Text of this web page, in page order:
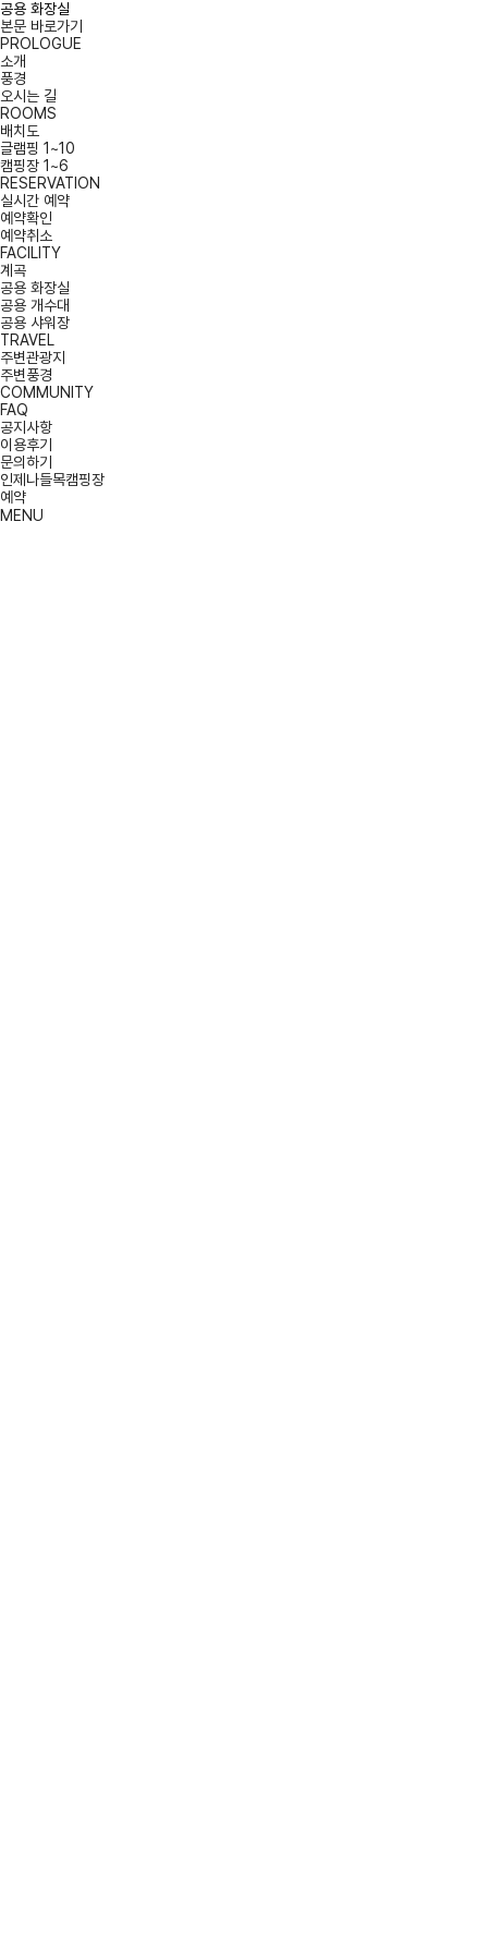
공용 화장실
본문 바로가기
PROLOGUE
소개
풍경
오시는 길
ROOMS
배치도
글램핑 1~10
캠핑장 1~6
RESERVATION
실시간 예약
예약확인
예약취소
FACILITY
계곡
공용 화장실
공용 개수대
공용 샤워장
TRAVEL
주변관광지
주변풍경
COMMUNITY
FAQ
공지사항
이용후기
문의하기
인제나들목캠핑장
예약
MENU